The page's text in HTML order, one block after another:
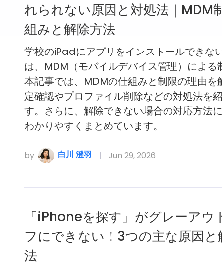
れられない原因と対処法｜MDM
組みと解除方法
学校のiPadにアプリをインストールできな
は、MDM（モバイルデバイス管理）による
本記事では、MDMの仕組みと制限の理由を
定確認やプロファイル削除などの対処法を
す。さらに、解除できない場合の対応方法
わかりやすくまとめています。
by 白川 澄羽 Jun 29, 2026
「iPhoneを探す」がグレーアウ
フにできない！3つの主な原因と
法